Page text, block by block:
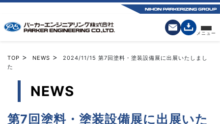
TOP > NEWS > 2024/11/15 第7回塗料・塗装設備展に出展いたしまし
た
NEWS
第7回塗料・塗装設備展に出展いた